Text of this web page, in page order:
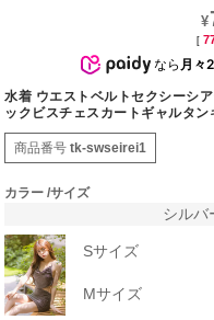
¥
[
なら 月々
水着 ウエストベルトセクシーシ
ックビスチェスカートギャルタン
商品番号 tk-swseirei1
カラー サイズ
シルバ
Sサイズ
Mサイズ